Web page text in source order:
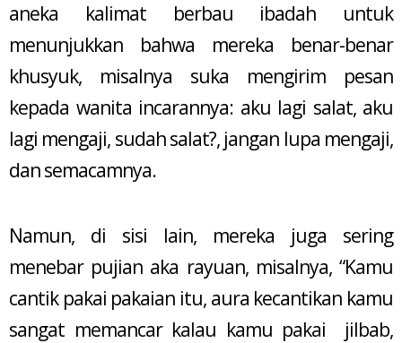
aneka kalimat berbau ibadah untuk
menunjukkan bahwa mereka benar-benar
khusyuk, misalnya suka mengirim pesan
kepada wanita incarannya: aku lagi salat, aku
lagi mengaji, sudah salat?, jangan lupa mengaji,
dan semacamnya.
Namun, di sisi lain, mereka juga sering
menebar pujian aka rayuan, misalnya, “Kamu
cantik pakai pakaian itu, aura kecantikan kamu
sangat memancar kalau kamu pakai jilbab,